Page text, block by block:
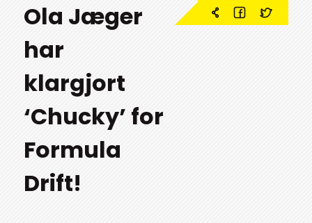
Ola Jæger
har
klargjort
‘Chucky’ for
Formula
Drift!